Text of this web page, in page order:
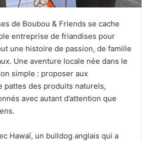
de Boubou & Friends se cache
entreprise de friandises pour
une histoire de passion, de famille
Une aventure locale née dans le
simple : proposer aux
pattes des produits naturels,
avec autant d’attention que
Hawaï, un bulldog anglais qui a